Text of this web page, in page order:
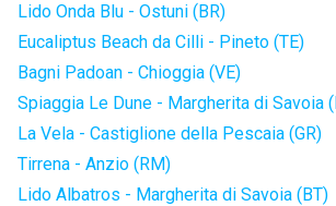
Lido Onda Blu - Ostuni (BR)
Eucaliptus Beach da Cilli - Pineto (TE)
Bagni Padoan - Chioggia (VE)
Spiaggia Le Dune - Margherita di Savoia
La Vela - Castiglione della Pescaia (GR)
Tirrena - Anzio (RM)
Lido Albatros - Margherita di Savoia (BT)